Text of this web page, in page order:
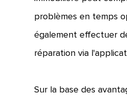
problèmes en temps
également effectuer
réparation via
Sur la base des